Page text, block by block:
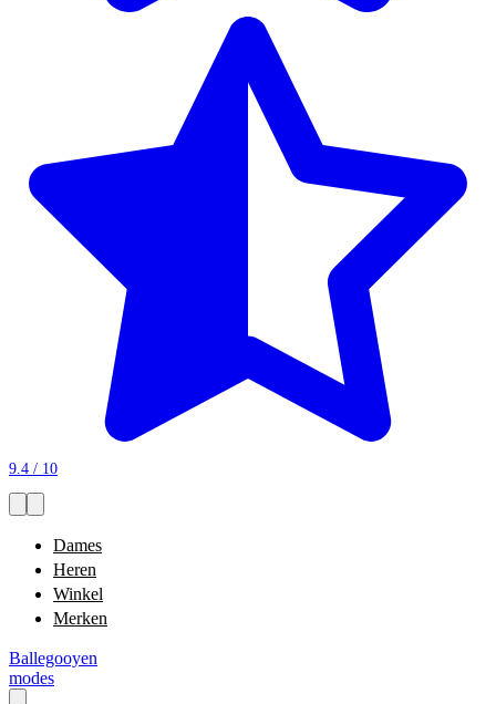
9.4 / 10
Dames
Heren
Winkel
Merken
Ballegooyen
modes